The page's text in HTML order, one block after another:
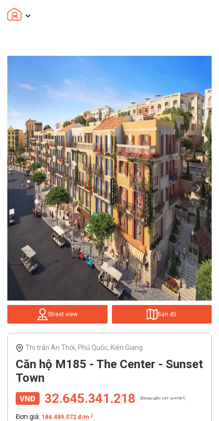
Street view Bản đồ
Thị trấn An Thới, Phú Quốc, Kiên Giang
Căn hộ M185 - The Center - Sunset
Town
32.645.341.218 (Đã bao gồm VAT và KPBT)
Đơn giá: 184.489.072 đ/m 2